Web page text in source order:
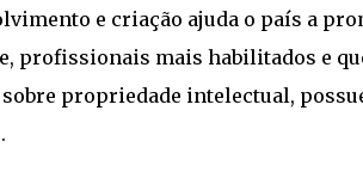
e criação ajuda o país a
profissionais mais habilitados e
propriedade intelectual,